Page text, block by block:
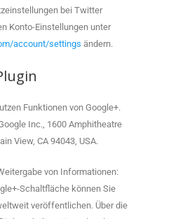
bei Twitter
Konto-Einstellungen unter
account/settings ändern.
Funktionen von Google+.
Inc., 1600 Amphitheatre
View, CA 94043, USA.
von Informationen:
Schaltfläche können Sie
veröffentlichen. Über die